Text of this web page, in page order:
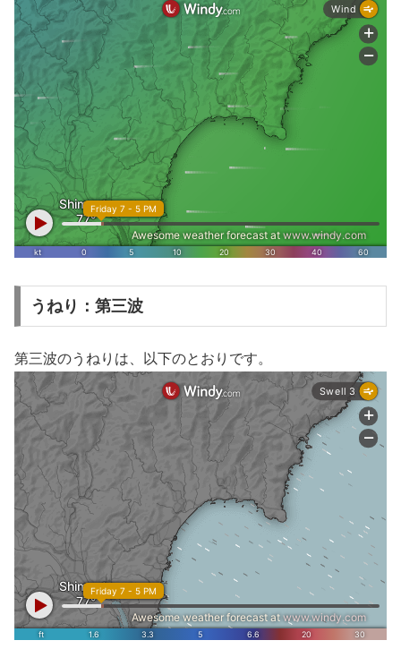
うねり：第三波
第三波のうねりは、以下のとおりです。